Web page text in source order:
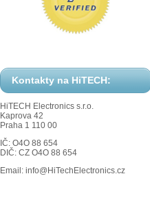
Kontakty na HiTECH:
HiTECH Electronics s.r.o.
Kaprova 42
Praha 1 110 00
IČ: O4O 88 654
DIČ: CZ O4O 88 654
Email: info@HiTechElectronics.cz